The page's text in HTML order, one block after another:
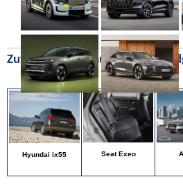
Zufällige Bilder aus unserer
Hyundai ix55 Seat Exeo